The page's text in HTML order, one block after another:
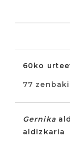
60ko
77
Gernika
aldizkaria